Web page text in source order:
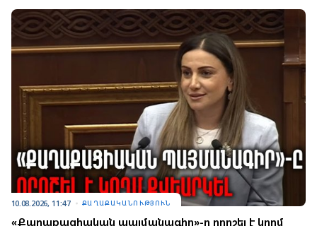
10.08.2026, 11:47 ՔԱՂԱՔԱԿԱՆՈՒԹՅՈՒՆ
«Քաղաքացիական պայմանագիր»-ը որոշել է կողմ